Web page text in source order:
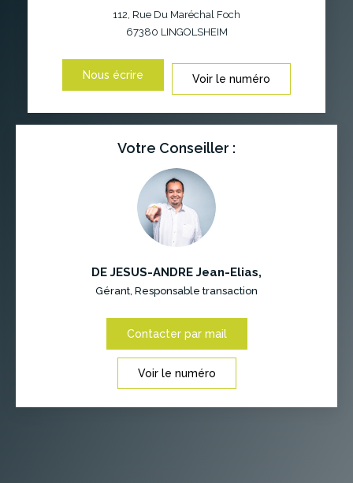
112, Rue Du Maréchal Foch
67380 LINGOLSHEIM
Nous écrire Voir le numéro
Votre Conseiller :
DE JESUS-ANDRE Jean-Elias,
Gérant, Responsable transaction
Contacter par mail
Voir le numéro